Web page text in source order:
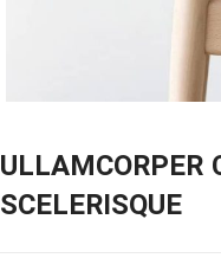
ULLAMCORPER
SCELERISQUE